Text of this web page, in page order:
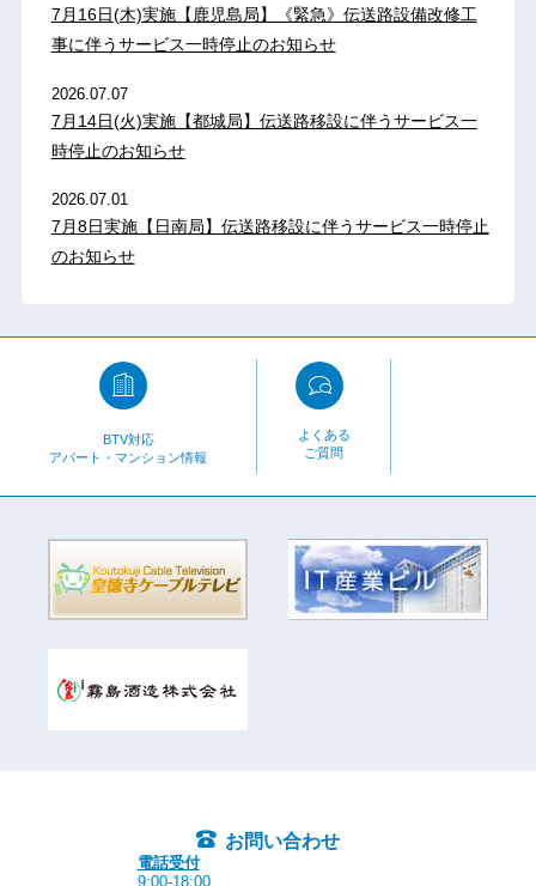
7月16日(木)実施【鹿児島局】《緊急》伝送路設備改修工
事に伴うサービス一時停止のお知らせ
2026.07.07
7月14日(火)実施【都城局】伝送路移設に伴うサービス一
時停止のお知らせ
2026.07.01
7月8日実施【日南局】伝送路移設に伴うサービス一時停止
のお知らせ
BTV対応
アパート・マンション情報
よくある
ご質問
お問い合わせ
電話受付
9:00-18:00